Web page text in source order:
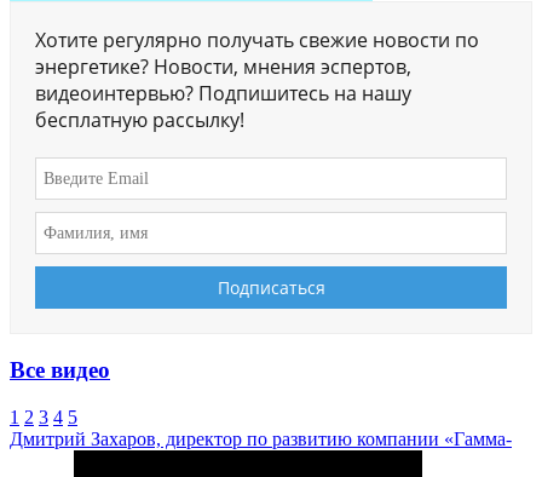
Хотите регулярно получать свежие новости по
энергетике? Новости, мнения эспертов,
видеоинтервью? Подпишитесь на нашу
бесплатную рассылку!
Все видео
1 2 3 4 5
Дмитрий Захаров, директор по развитию компании «Гамма-